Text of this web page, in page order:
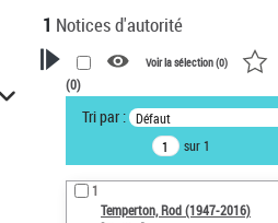
1 Notices d'autorité
VOTRE RECHERCHE
Recherche avancée dans les
notices d’autorité
Œuvres liées à l'auteur :
Temperton, Rod (1947-2016)
Voir la sélection (0)
(0)
Tri par : Défaut
sur 1
1
Temperton, Rod (1947-2016)